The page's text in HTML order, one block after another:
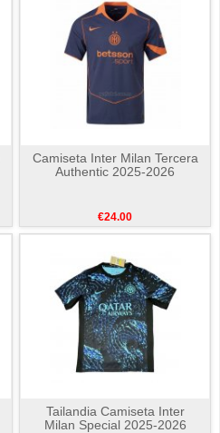
Camiseta Inter Milan Tercera
Authentic 2025-2026
€24.00
Tailandia Camiseta Inter
Milan Special 2025-2026